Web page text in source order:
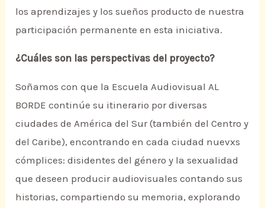
los aprendizajes y los sueños producto de nuestra
participación permanente en esta iniciativa.
¿Cuáles son las perspectivas del proyecto?
Soñamos con que la Escuela Audiovisual AL
BORDE continúe su itinerario por diversas
ciudades de América del Sur (también del Centro y
del Caribe), encontrando en cada ciudad nuevxs
cómplices: disidentes del género y la sexualidad
que deseen producir audiovisuales contando sus
historias, compartiendo su memoria, explorando